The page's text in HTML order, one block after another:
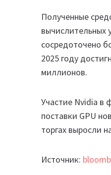
Полученные
вычислительных
сосредоточено
2025 году
миллионов.
Участие Nvidia в
поставки GPU
торгах выросли
Источник: